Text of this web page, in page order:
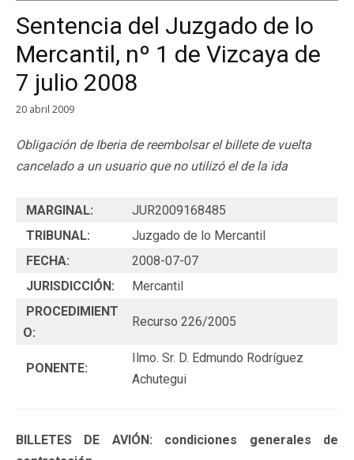
Sentencia del Juzgado de lo
Mercantil, nº 1 de Vizcaya de
7 julio 2008
20 abril 2009
Obligación de Iberia de reembolsar el billete de vuelta
cancelado a un usuario que no utilizó el de la ida
MARGINAL:
JUR2009168485
TRIBUNAL:
Juzgado de lo Mercantil
FECHA:
2008-07-07
JURISDICCIÓN:
Mercantil
PROCEDIMIENT
O:
Recurso 226/2005
PONENTE:
Ilmo. Sr. D. Edmundo Rodríguez
Achutegui
BILLETES DE AVIÓN: condiciones generales de